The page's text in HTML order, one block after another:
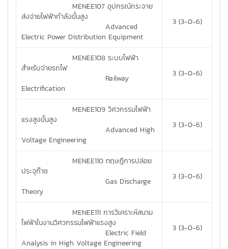
MENEE107 อุปกรณ์กระจาย
ส่งจ่ายไฟฟ้ากำลังขั้นสูง
Advanced
Electric Power Distribution Equipment
3 (3-0-6)
MENEE108 ระบบไฟฟ้า
สำหรับจ่ายรถไฟ
Railway
Electrification
3 (3-0-6)
MENEE109 วิศวกรรมไฟฟ้า
แรงสูงขั้นสูง
Advanced High
Voltage Engineering
3 (3-0-6)
MENEE110 ทฤษฎีการปล่อย
ประจุก๊าซ
Gas Discharge
Theory
3 (3-0-6)
MENEE111 การวิเคราะห์สนาม
ไฟฟ้าในงานวิศวกรรมไฟฟ้าแรงสูง
Electric Field
Analysis in High Voltage Engineering
3 (3-0-6)